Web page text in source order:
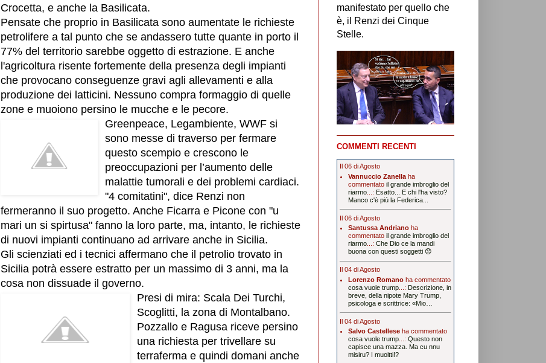
Crocetta, e anche la Basilicata.
Pensate che proprio in Basilicata sono aumentate le richieste
petrolifere a tal punto che se andassero tutte quante in porto il
77% del territorio sarebbe oggetto di estrazione. E anche
l'agricoltura risente fortemente della presenza degli impianti
che provocano conseguenze gravi agli allevamenti e alla
produzione dei latticini. Nessuno compra formaggio di quelle
zone e muoiono persino le mucche e le pecore.
Greenpeace, Legambiente, WWF si
sono messe di traverso per fermare
questo scempio e crescono le
preoccupazioni per l’aumento delle
malattie tumorali e dei problemi cardiaci.
"4 comitatini", dice Renzi non
fermeranno il suo progetto. Anche Ficarra e Picone con "u
mari un si spirtusa" fanno la loro parte, ma, intanto, le richieste
di nuovi impianti continuano ad arrivare anche in Sicilia.
Gli scienziati ed i tecnici affermano che il petrolio trovato in
Sicilia potrà essere estratto per un massimo di 3 anni, ma la
cosa non dissuade il governo.
Presi di mira: Scala Dei Turchi,
Scoglitti, la zona di Montalbano.
Pozzallo e Ragusa riceve persino
una richiesta per trivellare su
terraferma e quindi domani anche
manifestato per quello che
è, il Renzi dei Cinque
Stelle.
COMMENTI RECENTI
Il 06 di Agosto
Vannuccio Zanellaha
commentato il grande imbroglio del
riarmo...: Esatto... E chi l'ha visto?
Manco c'è più la Federica...
Il 06 di Agosto
Santussa Andrianoha
commentato il grande imbroglio del
riarmo...: Che Dio ce la mandi
buona con questi soggetti 😞
Il 04 di Agosto
Lorenzo Romanoha commentato
cosa vuole trump...: Descrizione, in
breve, della nipote Mary Trump,
psicologa e scrittrice: «Mio…
Il 04 di Agosto
Salvo Castelleseha commentato
cosa vuole trump...: Questo non
capisce una mazza. Ma cu nnu
misiru? I muoitti!?